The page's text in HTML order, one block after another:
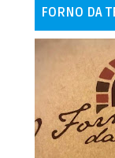
FORNO DA